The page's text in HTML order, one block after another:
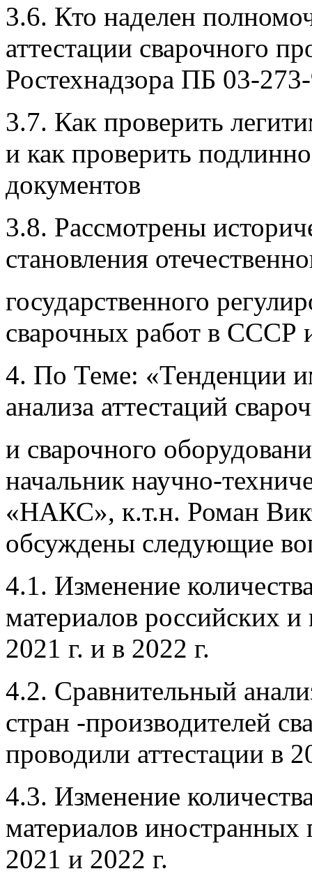
3.6. Кто наделен
аттестации сварочного
Ростехнадзора ПБ 03-
3.7. Как проверить
и как проверить
документов
3.8. Рассмотрены
становления
государственного
сварочных работ в СССР
4. По Теме: «Тенденции
анализа аттестаций
и сварочного
начальник научно-
«НАКС», к.т.н. Роман
обсуждены следующие
4.1. Изменение
материалов российских
2021 г. и в 2022 г.
4.2. Сравнительный
стран -производителей
проводили аттестации в
4.3. Изменение
материалов иностранных
2021 и 2022 г.